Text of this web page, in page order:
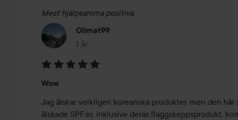
Mest hjälpsamma positiva
Olimat99
1 år
Inlägget skapades 1 år
5
av
5
Wow
Jag älskar verkligen koreanska produkter, men den här
älskade SPF:er, inklusive deras flaggskeppsprodukt,